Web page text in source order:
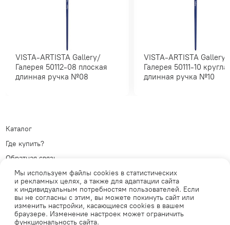
VISTA-ARTISTA Gallery/
Галерея 50112-08 плоская
длинная ручка №08
VISTA-ARTISTA Gallery/
Галерея 50111-10 круглая
длинная ручка №10
Каталог
Где купить?
Обратная связь
Политика обработки
персональных данных
Публичная оферта
Телеграм
ВКонтакте
Мы используем файлы cookies в статистических
и рекламных целях, а также для адаптации сайта
к индивидуальным потребностям пользователей. Если
вы не согласны с этим, вы можете покинуть сайт или
изменить настройки, касающиеся cookies в вашем
браузере. Изменение настроек может ограничить
функциональность сайта.